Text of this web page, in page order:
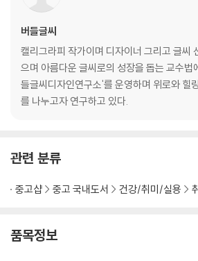
방법 2. 퍼즐을 맞추듯이 획과 획 사이의 공간을
방법 3. 글자의 구조에 따라 높낮이에 변화를 준다
방법 4. 크기와 굵기의 차이를 만든다
방법 5. 배려하는 속 깊은 글씨를 쓴다
가독성 챙기기
초ㆍ중ㆍ종성의 비율 변화
단어의 구도
문장의 구도 Ⅰ
버들글씨
캘리그라피 작가이며 디자이너 그리고 글씨
으며 아름다운 글씨로의 성장을 돕는 교수법
들글씨디자인연구소'를 운영하며 위로와 힐
를 나누고자 연구하고 있다.
관련 분류
중고샵 중고 국내도서 건강/취미/실용
품목정보